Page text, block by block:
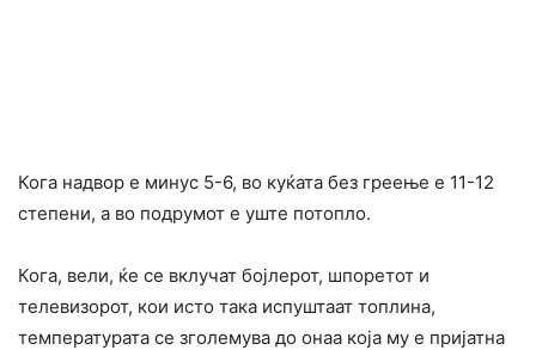
Кога надвор е минус 5-6, во куќата без греење е 11-12
степени, а во подрумот е уште потопло.
Кога, вели, ќе се вклучат бојлерот, шпоретот и
телевизорот, кои исто така испуштаат топлина,
температурата се зголемува до онаа која му е пријатна